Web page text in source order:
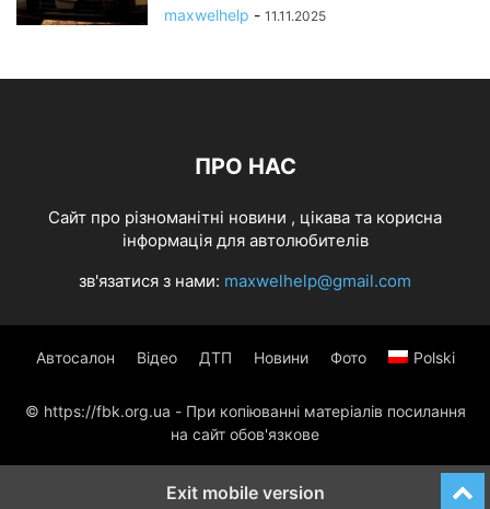
maxwelhelp - 11.11.2025
ПРО НАС
Cайт про різноманітні новини , цікава та корисна
інформація для автолюбителів
зв'язатися з нами: maxwelhelp@gmail.com
Автосалон Відео ДТП Новини Фото Polski
© https://fbk.org.ua - При копіюванні матеріалів посилання
на сайт обов'язкове
Exit mobile version